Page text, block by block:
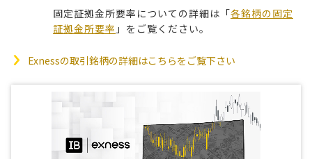
固定証拠金所要率についての詳細は「各銘柄の固定
証拠金所要率 」をご覧ください。
Exnessの取引銘柄の詳細はこちらをご覧下さい